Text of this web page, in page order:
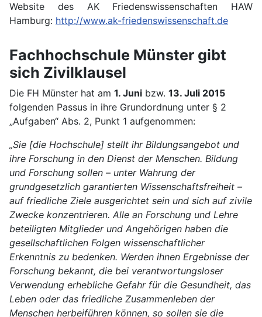
Website des AK Friedenswissenschaften HAW
Hamburg: http://www.ak-friedenswissenschaft.de
Fachhochschule Münster gibt
sich Zivilklausel
Die FH Münster hat am 1. Juni bzw. 13. Juli 2015
folgenden Passus in ihre Grundordnung unter § 2
„Aufgaben“ Abs. 2, Punkt 1 aufgenommen:
„Sie [die Hochschule] stellt ihr Bildungsangebot und
ihre Forschung in den Dienst der Menschen. Bildung
und Forschung sollen – unter Wahrung der
grundgesetzlich garantierten Wissenschaftsfreiheit –
auf friedliche Ziele ausgerichtet sein und sich auf zivile
Zwecke konzentrieren. Alle an Forschung und Lehre
beteiligten Mitglieder und Angehörigen haben die
gesellschaftlichen Folgen wissenschaftlicher
Erkenntnis zu bedenken. Werden ihnen Ergebnisse der
Forschung bekannt, die bei verantwortungsloser
Verwendung erhebliche Gefahr für die Gesundheit, das
Leben oder das friedliche Zusammenleben der
Menschen herbeiführen können, so sollen sie die